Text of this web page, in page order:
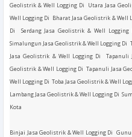
Geolistrik & Well Logging Di Utara Jasa
Well Logging Di Bharat Jasa Geolistrik & Well
Di Serdang Jasa Geolistrik & Well
Simalungun Jasa Geolistrik & Well Logging Di
Jasa Geolistrik & Well Logging Di Tapanuli
Geolistrik & Well Logging Di Tapanuli Jasa
Well Logging Di Toba Jasa Geolistrik & Well
Lambang Jasa Geolistrik & Well Logging Di
Kota
Binjai Jasa Geolistrik & Well Logging Di